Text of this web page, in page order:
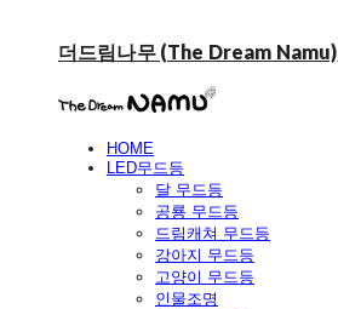
더드림나무 (The Dream Namu)
HOME
LED무드등
달 무드등
공룡 무드등
드림캐쳐 무드등
강아지 무드등
고양이 무드등
인물조명